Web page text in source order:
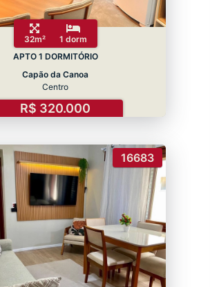
32m²
1 dorm
APTO 1 DORMITÓRIO
Capão da Canoa
Centro
R$ 320.000
16683